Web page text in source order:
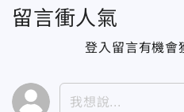
留言衝人氣
登入留言有機會